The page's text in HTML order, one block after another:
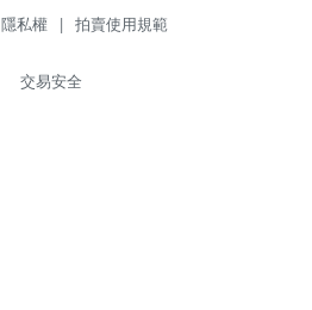
隱私權 | 拍賣使用規範
交易安全